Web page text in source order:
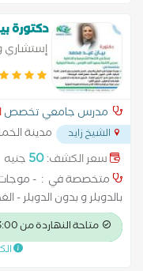
دكتورة
إستشاري
بمعهد
مدرس جامعي تخصص
الشيخ زايد مدينة
سعر الكشف:50 جنيه
متخصصة في : - موجات
بالدوبلر و بدون الدوبلر -
مفصل الفخذ - البروستاتا
طرف واحد أو طرفين -
سحب عينات من أورام و
متاحة النهاردة من 3:00 مساءً